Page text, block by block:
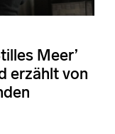
Meer’
erzählt von